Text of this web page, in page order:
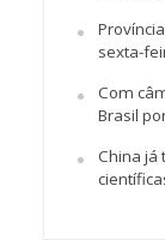
sexta-
Com
Brasil
China já